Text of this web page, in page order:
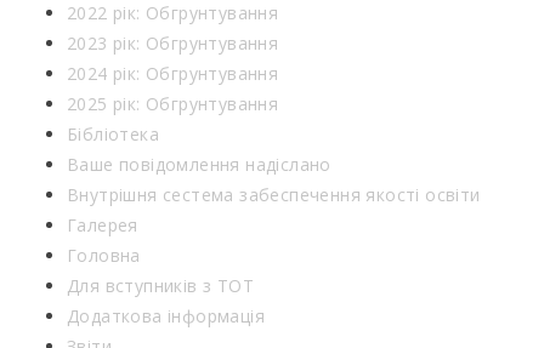
2022 рік: Обгрунтування
2023 рік: Обгрунтування
2024 рік: Обгрунтування
2025 рік: Обгрунтування
Бібліотека
Ваше повідомлення надіслано
Внутрішня сестема забеспечення якості освіти
Галерея
Головна
Для вступників з ТОТ
Додаткова інформація